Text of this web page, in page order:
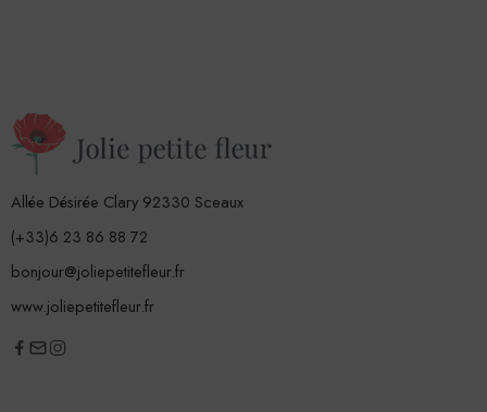
Allée Désirée Clary 92330 Sceaux
(+33)6 23 86 88 72
bonjour@joliepetitefleur.fr
www.joliepetitefleur.fr